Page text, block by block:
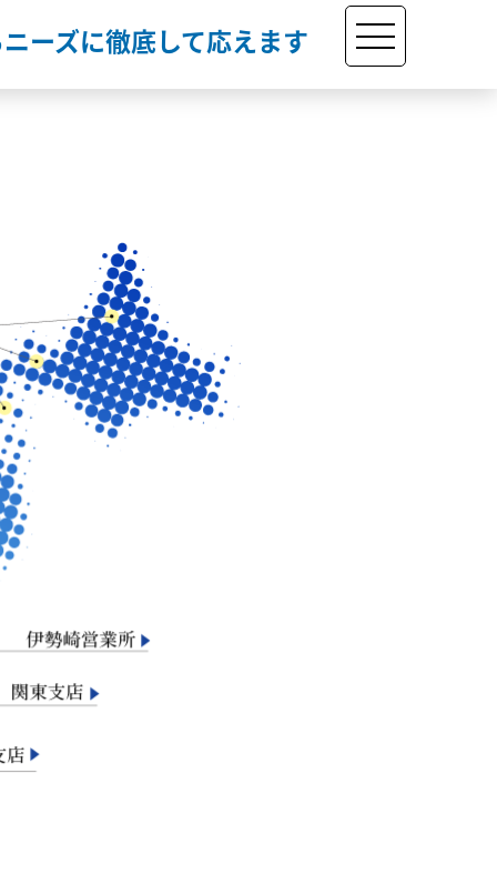
ーズに徹底して応えます